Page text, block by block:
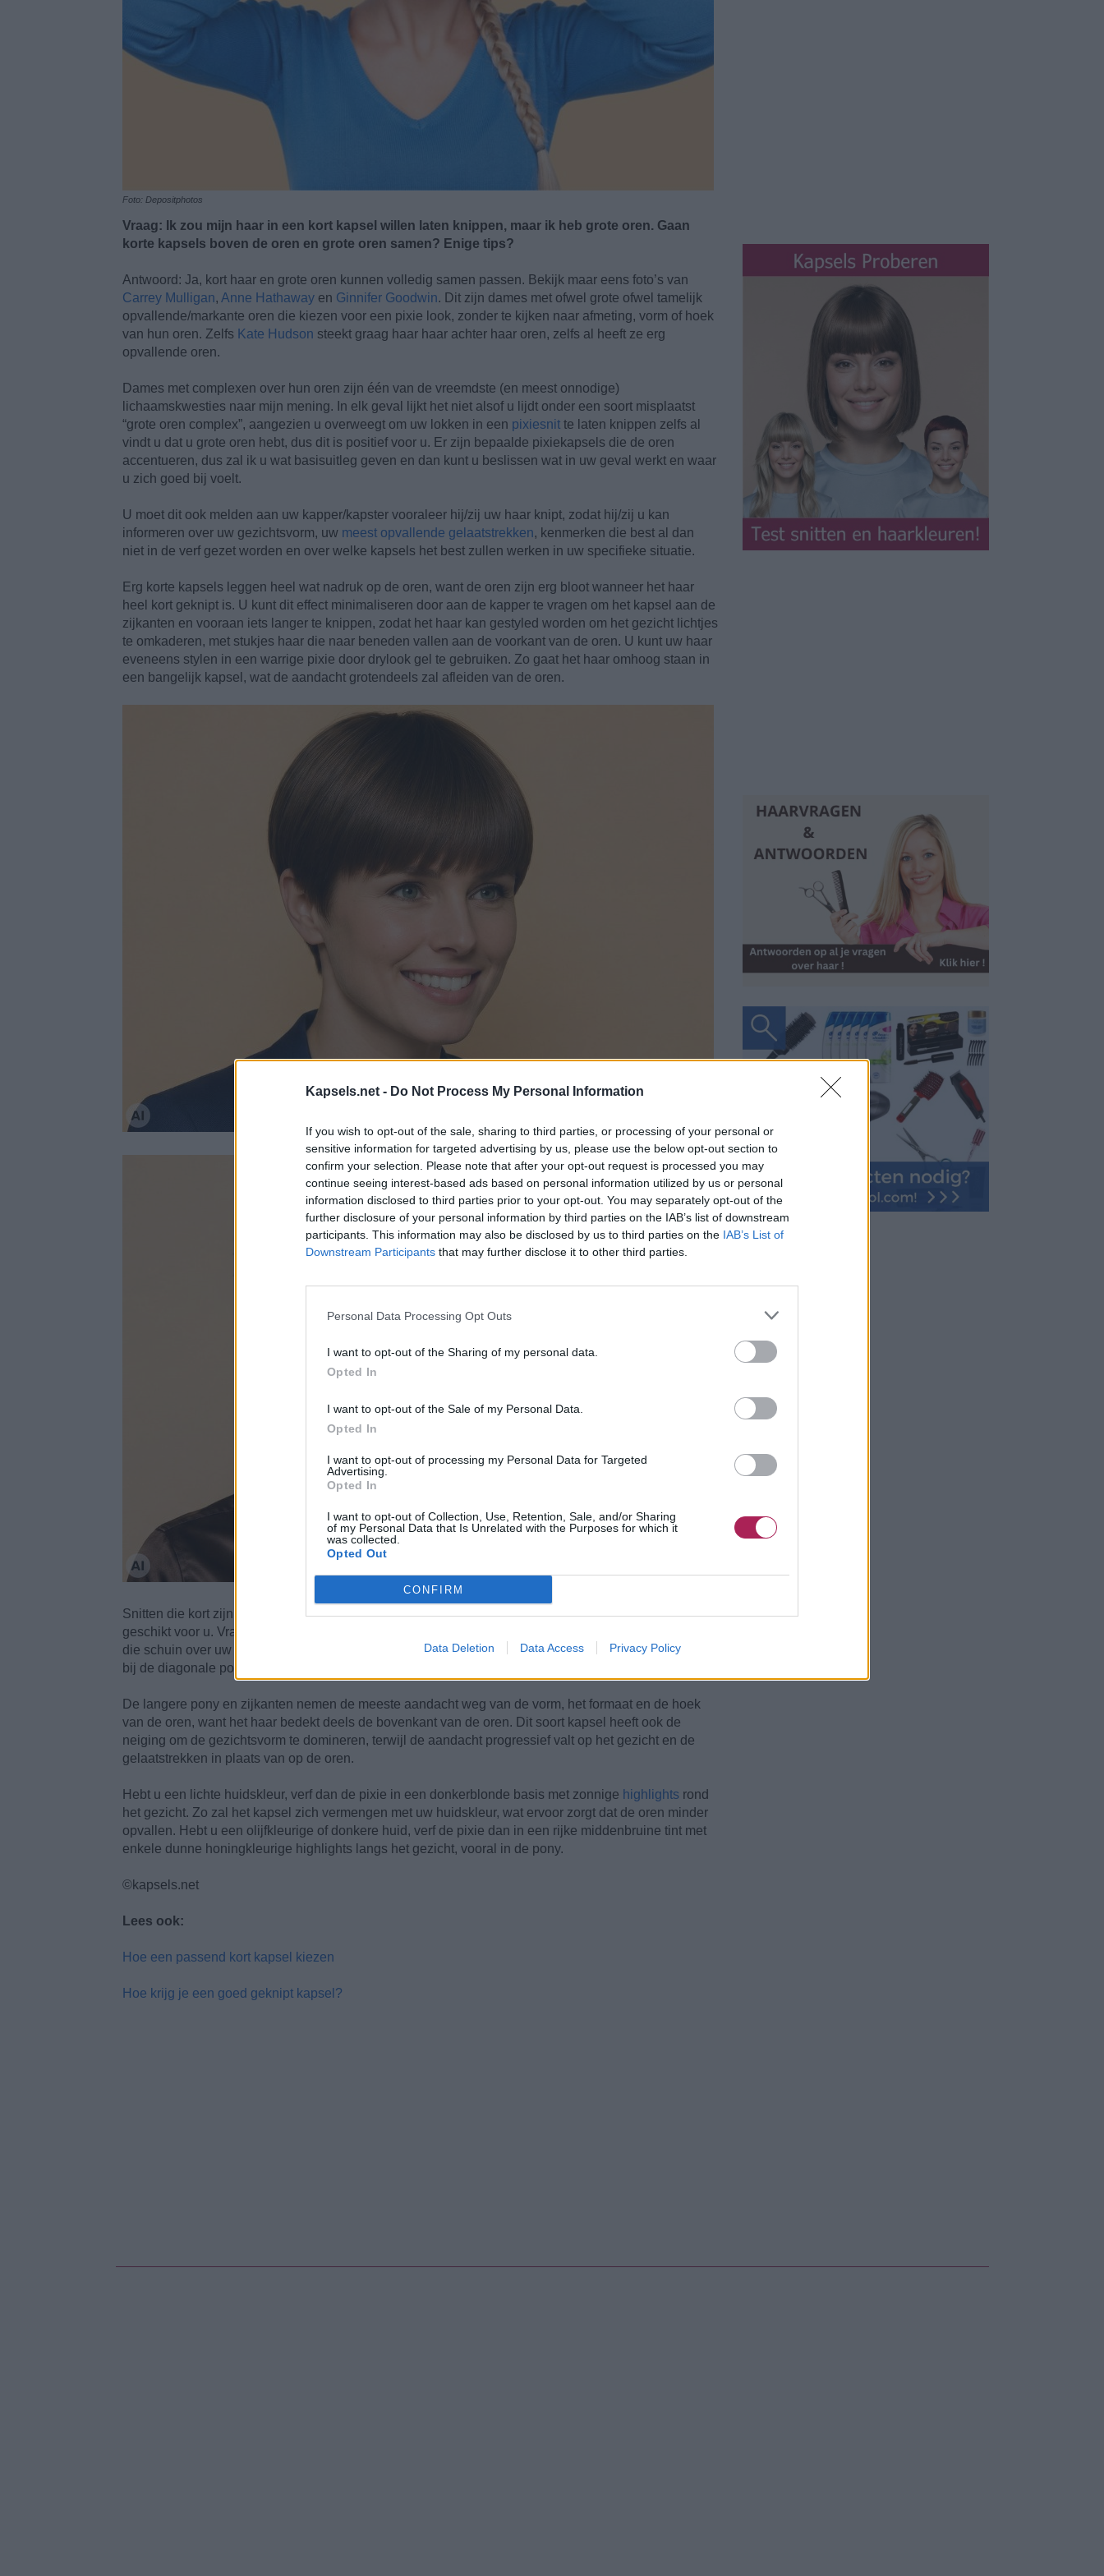
Kapsels.net - Do Not Process My Personal Information
If you wish to opt-out of the sale, sharing to third parties, or processing of your personal or
sensitive information for targeted advertising by us, please use the below opt-out section to
confirm your selection. Please note that after your opt-out request is processed you may
continue seeing interest-based ads based on personal information utilized by us or personal
information disclosed to third parties prior to your opt-out. You may separately opt-out of the
further disclosure of your personal information by third parties on the IAB’s list of downstream
participants. This information may also be disclosed by us to third parties on the IAB’s List of
Downstream Participants that may further disclose it to other third parties.
Personal Data Processing Opt Outs
I want to opt-out of the Sharing of my personal data.
Opted In
I want to opt-out of the Sale of my Personal Data.
Opted In
I want to opt-out of processing my Personal Data for Targeted
Advertising.
Opted In
I want to opt-out of Collection, Use, Retention, Sale, and/or Sharing
of my Personal Data that Is Unrelated with the Purposes for which it
was collected.
Opted Out
CONFIRM
Data Deletion Data Access Privacy Policy
Foto: Depositphotos
Vraag: Ik zou mijn haar in een kort kapsel willen laten knippen, maar ik heb grote oren. Gaan
korte kapsels boven de oren en grote oren samen? Enige tips?
Antwoord: Ja, kort haar en grote oren kunnen volledig samen passen. Bekijk maar eens foto’s van
Carrey Mulligan, Anne Hathawayen Ginnifer Goodwin. Dit zijn dames met ofwel grote ofwel tamelijk
opvallende/markante oren die kiezen voor een pixie look, zonder te kijken naar afmeting, vorm of hoek
van hun oren. Zelfs Kate Hudson steekt graag haar haar achter haar oren, zelfs al heeft ze erg
opvallende oren.
Dames met complexen over hun oren zijn één van de vreemdste (en meest onnodige)
lichaamskwesties naar mijn mening. In elk geval lijkt het niet alsof u lijdt onder een soort misplaatst
“grote oren complex”, aangezien u overweegt om uw lokken in een pixiesnitte laten knippen zelfs al
vindt u dat u grote oren hebt, dus dit is positief voor u. Er zijn bepaalde pixiekapsels die de oren
accentueren, dus zal ik u wat basisuitleg geven en dan kunt u beslissen wat in uw geval werkt en waar
u zich goed bij voelt.
U moet dit ook melden aan uw kapper/kapster vooraleer hij/zij uw haar knipt, zodat hij/zij u kan
informeren over uw gezichtsvorm, uw meest opvallende gelaatstrekken, kenmerken die best al dan
niet in de verf gezet worden en over welke kapsels het best zullen werken in uw specifieke situatie.
Erg korte kapsels leggen heel wat nadruk op de oren, want de oren zijn erg bloot wanneer het haar
heel kort geknipt is. U kunt dit effect minimaliseren door aan de kapper te vragen om het kapsel aan de
zijkanten en vooraan iets langer te knippen, zodat het haar kan gestyled worden om het gezicht lichtjes
te omkaderen, met stukjes haar die naar beneden vallen aan de voorkant van de oren. U kunt uw haar
eveneens stylen in een warrige pixie door drylook gel te gebruiken. Zo gaat het haar omhoog staan in
een bangelijk kapsel, wat de aandacht grotendeels zal afleiden van de oren.
Snitten die kort zijn langs achter, maar langer aan de zijkanten en pony zijn waarschijnlijk het best
geschikt voor u. Vraag aan de kapper om
die schuin over uw voorhoofd valt. De tegenovergestelde kant van het kapsel zou moeten aansluiten
bij de diagonale pony, zodat het haar het gezicht omkadert op een zachte, haast piekerige manier.
De langere pony en zijkanten nemen de meeste aandacht weg van de vorm, het formaat en de hoek
van de oren, want het haar bedekt deels de bovenkant van de oren. Dit soort kapsel heeft ook de
neiging om de gezichtsvorm te domineren, terwijl de aandacht progressief valt op het gezicht en de
gelaatstrekken in plaats van op de oren.
Hebt u een lichte huidskleur, verf dan de pixie in een donkerblonde basis met zonnige highlights rond
het gezicht. Zo zal het kapsel zich vermengen met uw huidskleur, wat ervoor zorgt dat de oren minder
opvallen. Hebt u een olijfkleurige of donkere huid, verf de pixie dan in een rijke middenbruine tint met
enkele dunne honingkleurige highlights langs het gezicht, vooral in de pony.
©kapsels.net
Lees ook:
Hoe een passend kort kapsel kiezen
Hoe krijg je een goed geknipt kapsel?